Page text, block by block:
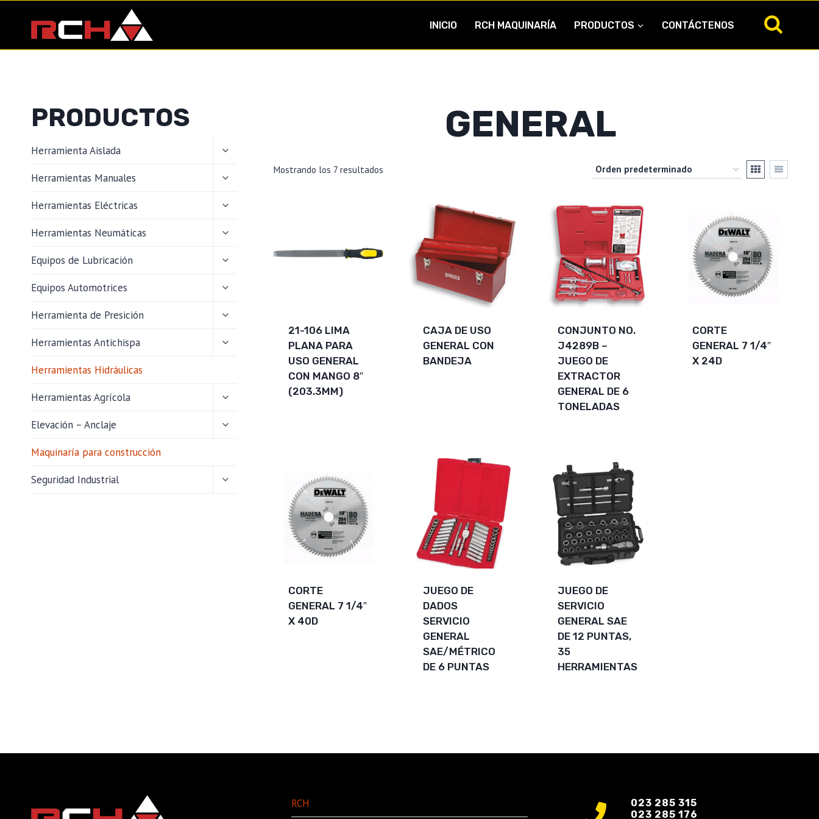
contenido
INICIO RCH MAQUINARÍA PRODUCTOS CONTÁCTENOS
GENERAL
Mostrando los 7 resultados
21-106 LIMA
PLANA PARA
USO GENERAL
CON MANGO 8″
(203.3MM)
CAJA DE USO
GENERAL CON
BANDEJA
CONJUNTO NO.
J4289B –
JUEGO DE
EXTRACTOR
GENERAL DE 6
TONELADAS
CORTE
GENERAL 7 1/4″
X 24D
CORTE
GENERAL 7 1/4″
X 40D
JUEGO DE
DADOS
SERVICIO
GENERAL
SAE/MÉTRICO
DE 6 PUNTAS
JUEGO DE
SERVICIO
GENERAL SAE
DE 12 PUNTAS,
35
HERRAMIENTAS
PRODUCTOS
Herramienta Aislada
ALTERNAR
Herramientas Manuales
ALTERNAR
Herramientas Eléctricas
ALTERNAR
Herramientas Neumáticas
ALTERNAR
Equipos de Lubricación
ALTERNAR
Equipos Automotrices
ALTERNAR
Herramienta de Presición
ALTERNAR
Herramientas Antichispa
ALTERNAR
Herramientas Hidráulicas
Herramientas Agrícola
ALTERNAR
Elevación – Anclaje
ALTERNAR
Maquinaría para construcción
Seguridad Industrial
ALTERNAR
RCH
023 285 315
023 285 176